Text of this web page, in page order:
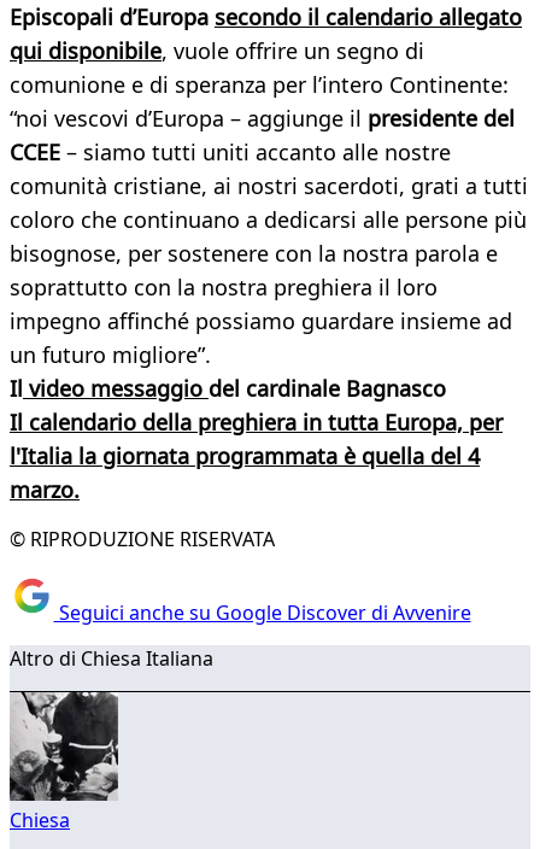
Episcopali d’Europa secondo il calendario allegato
qui disponibile, vuole offrire un segno di
comunione e di speranza per l’intero Continente:
“noi vescovi d’Europa – aggiunge il presidente del
CCEE – siamo tutti uniti accanto alle nostre
comunità cristiane, ai nostri sacerdoti, grati a tutti
coloro che continuano a dedicarsi alle persone più
bisognose, per sostenere con la nostra parola e
soprattutto con la nostra preghiera il loro
impegno affinché possiamo guardare insieme ad
un futuro migliore”.
Il video messaggio del cardinale Bagnasco
Il calendario della preghiera in tutta Europa, per
l'Italia la giornata programmata è quella del 4
marzo.
© RIPRODUZIONE RISERVATA
Seguici anche su Google Discover di Avvenire
Altro di Chiesa Italiana
Chiesa